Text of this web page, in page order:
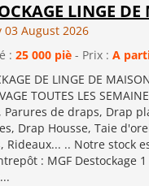
LINGE
03 August 2026
: 25 000 piè - Prix : A
DE LINGE DE
TOUTES LES
Parures de draps, Drap
Drap Housse, Taie
Rideaux... .. Notre stock
: MGF Destockage